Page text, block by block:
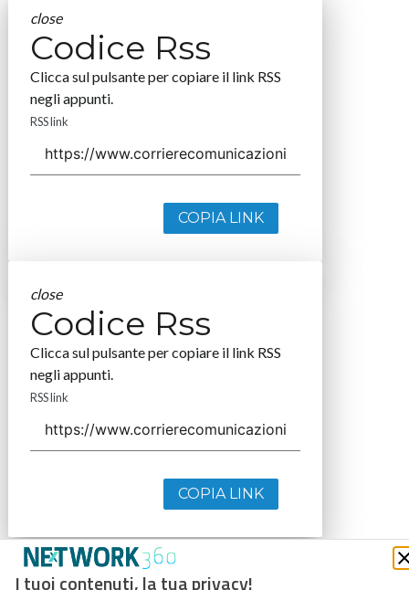
I tuoi contenuti, la tua privacy!
close
Codice Rss
Clicca sul pulsante per copiare il link RSS
negli appunti.
RSS link
COPIA LINK
close
Codice Rss
Clicca sul pulsante per copiare il link RSS
negli appunti.
RSS link
COPIA LINK